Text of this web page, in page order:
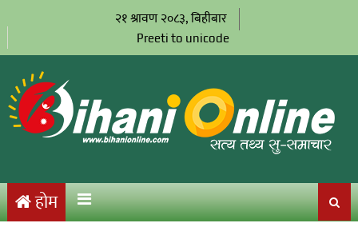
२१ श्रावण २०८३, बिहीबार
Preeti to unicode
होम